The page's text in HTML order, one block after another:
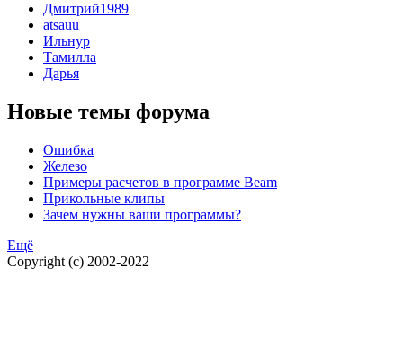
Дмитрий1989
atsauu
Ильнур
Тамилла
Дарья
Новые темы форума
Ошибка
Железо
Примеры расчетов в программе Beam
Прикольные клипы
Зачем нужны ваши программы?
Ещё
Copyright (c) 2002-2022